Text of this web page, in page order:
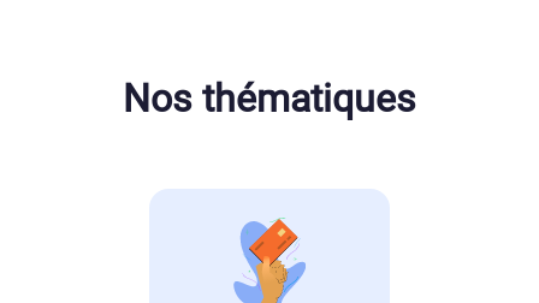
Nos thématiques